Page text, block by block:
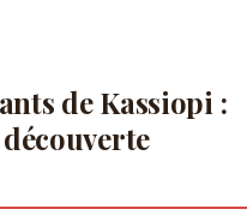
de Kassiopi :